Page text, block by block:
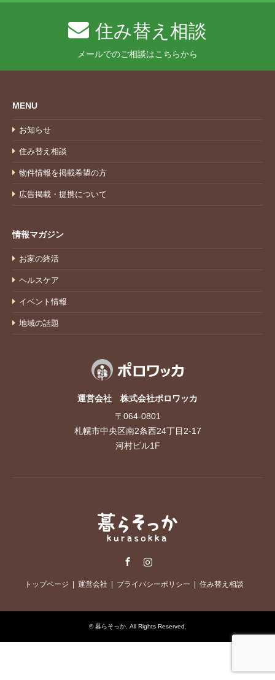
住み替え相談
メールでのご相談はこちらから
MENU
お知らせ
住み替え相談
物件情報を掲載希望の方
広告掲載・提携について
情報マガジン
お家の終活
ヘルスケア
イベント情報
地域の話題
運営会社 株式会社ポロワッカ
〒064-0801
札幌市中央区南2条西24丁目2-17
河村ビル1F
トップページ 運営会社 プライバシーポリシー 住み替え相談
©暮らそっか. All Rights Reserved.